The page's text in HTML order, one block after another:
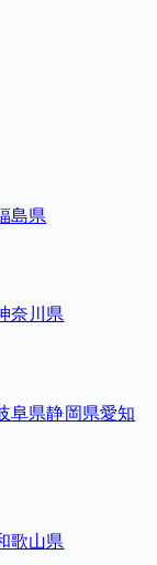
島県
奈川県
阜県静岡県愛知
歌山県